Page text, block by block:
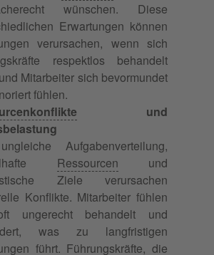
wünschen. Diese
Erwartungen können
verursachen, wenn sich
respektlos behandelt
Mitarbeiter sich bevormundet
fühlen.
und
Aufgabenverteilung,
Ressourcen und
Ziele verursachen
Konflikte. Mitarbeiter fühlen
ungerecht behandelt und
was zu langfristigen
führt. Führungskräfte, die